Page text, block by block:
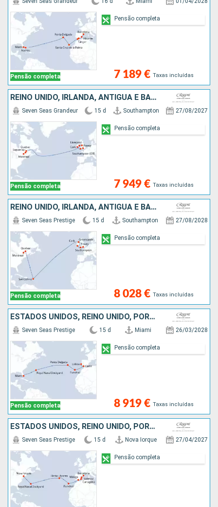
Pensão completa 7 189 € Taxas incluídas
Pensão completa
REINO UNIDO, IRLANDA, ANTÍGUA E BARBUDA, CANADÁ
Pensão completa
Seven Seas Grandeur 15 d Southampton 27/08/2027
7 949 € Taxas incluídas
Pensão completa
REINO UNIDO, IRLANDA, ANTÍGUA E BARBUDA, CANADÁ
Pensão completa
Seven Seas Prestige 15 d Southampton 27/08/2028
8 028 € Taxas incluídas
Pensão completa
ESTADOS UNIDOS, REINO UNIDO, PORTUGAL, ESPANHA
Pensão completa
Seven Seas Prestige 15 d Miami 26/03/2028
8 919 € Taxas incluídas
Pensão completa
ESTADOS UNIDOS, REINO UNIDO, PORTUGAL, ESPANHA
Seven Seas Prestige 15 d Nova Iorque 27/04/2027
Pensão completa